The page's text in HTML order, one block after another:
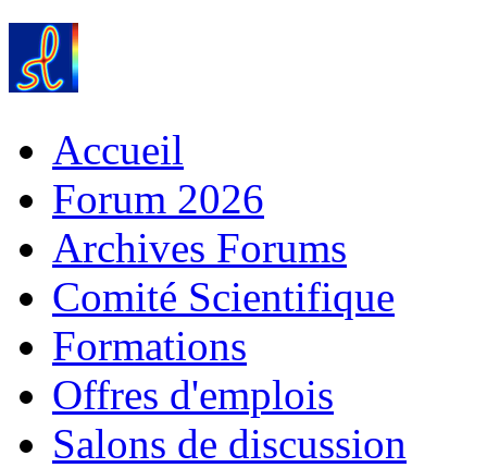
Accueil
Forum 2026
Archives Forums
Comité Scientifique
Formations
Offres d'emplois
Salons de discussion